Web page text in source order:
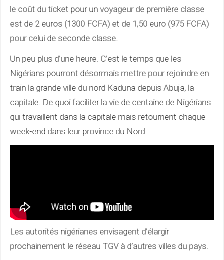
le coût du ticket pour un voyageur de première classe
est de 2 euros (1300 FCFA) et de 1,50 euro (975 FCFA)
pour celui de seconde classe.
Un peu plus d’une heure. C’est le temps que les
Nigérians pourront désormais mettre pour rejoindre en
train la grande ville du nord Kaduna depuis Abuja, la
capitale. De quoi faciliter la vie de centaine de Nigérians
qui travaillent dans la capitale mais retournent chaque
week-end dans leur province du Nord.
Les autorités nigérianes envisagent d’élargir
prochainement le réseau TGV à d’autres villes du pays.